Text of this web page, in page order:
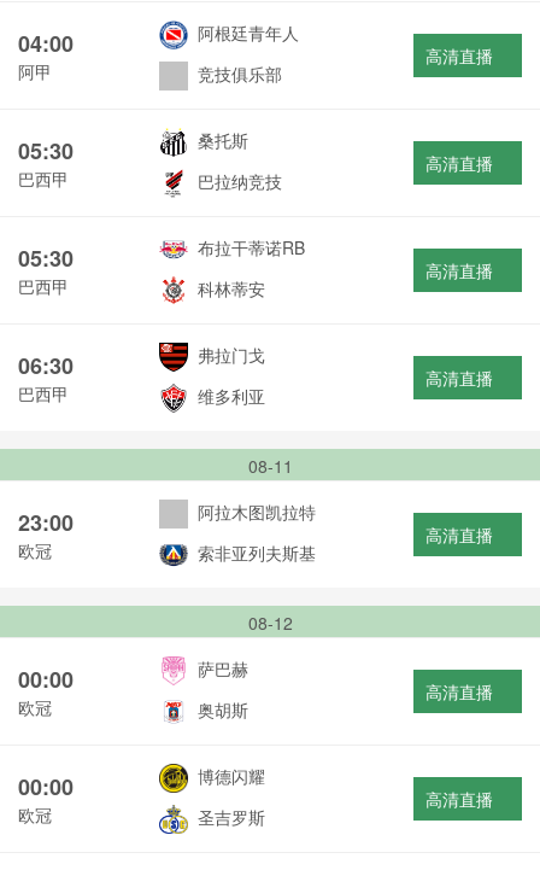
04:00
阿甲
阿根廷青年人
竞技俱乐部
高清直播
05:30
巴西甲
桑托斯
巴拉纳竞技
高清直播
05:30
巴西甲
布拉干蒂诺RB
科林蒂安
高清直播
06:30
巴西甲
弗拉门戈
维多利亚
高清直播
08-11
23:00
欧冠
阿拉木图凯拉特
索非亚列夫斯基
高清直播
08-12
00:00
欧冠
萨巴赫
奥胡斯
高清直播
00:00
欧冠
博德闪耀
圣吉罗斯
高清直播